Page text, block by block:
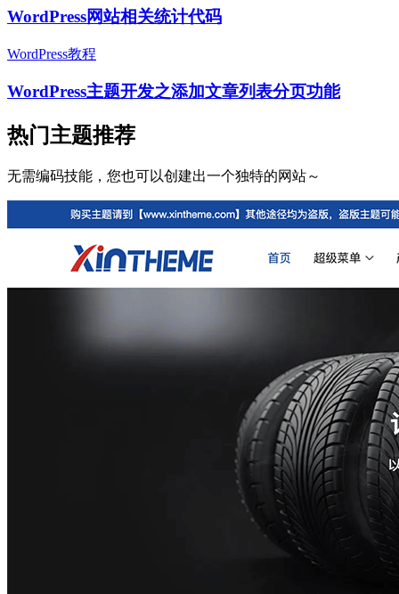
WordPress网站相关统计代码
WordPress教程
WordPress主题开发之添加文章列表分页功能
热门主题推荐
无需编码技能，您也可以创建出一个独特的网站～